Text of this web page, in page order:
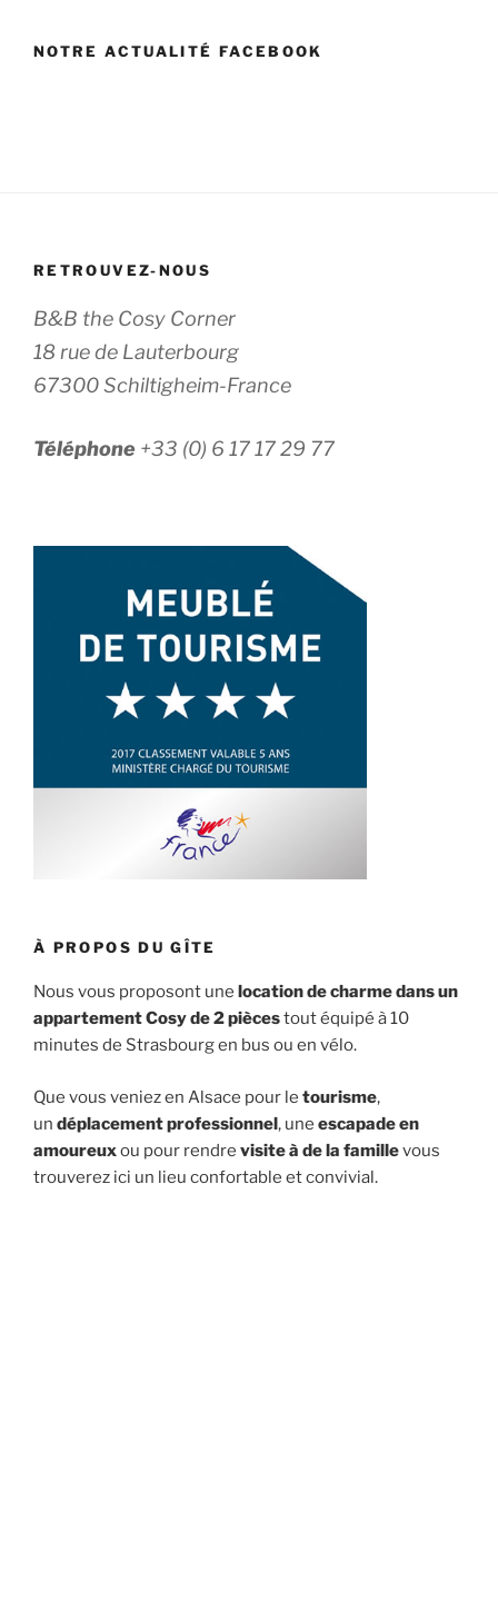
NOTRE ACTUALITÉ FACEBOOK
RETROUVEZ-NOUS
B&B the Cosy Corner
18 rue de Lauterbourg
67300 Schiltigheim-France
Téléphone +33 (0) 6 17 17 29 77
À PROPOS DU GÎTE
Nous vous proposont une location de charme dans un
appartement Cosy de 2 piècestout équipé à 10
minutes de Strasbourg en bus ou en vélo.
Que vous veniez en Alsace pour le tourisme,
un déplacement professionnel, une escapade en
amoureuxou pour rendre visite à de la famillevous
trouverez ici un lieu confortable et convivial.